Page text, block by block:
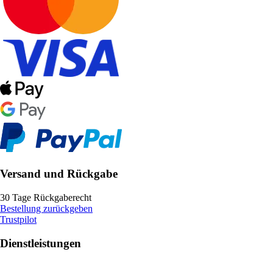
Versand und Rückgabe
30 Tage Rückgaberecht
Bestellung zurückgeben
Trustpilot
Dienstleistungen